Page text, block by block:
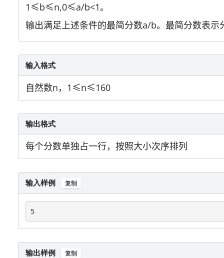
1≤b≤n,0≤a/b<1。
输出满足上述条件的最简分数a/b。最简分数表示
输入格式
自然数n，1 ≤n≤160
输出格式
每个分数单独占一行，按照大小次序排列
输入样例 复制
5
输出样例 复制